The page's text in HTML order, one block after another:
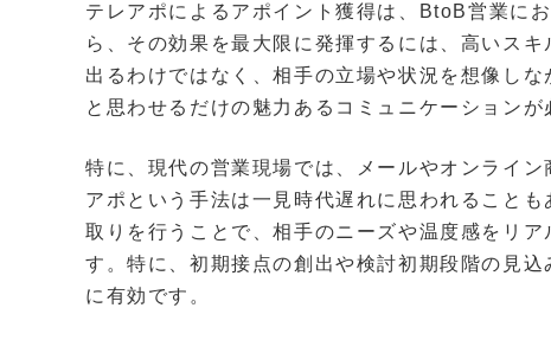
テレアポによるアポイント獲得は、BtoB営業に
ら、その効果を最大限に発揮するには、高いス
出るわけではなく、相手の立場や状況を想像し
と思わせるだけの魅力あるコミュニケーションが
特に、現代の営業現場では、メールやオンライ
アポという手法は一見時代遅れに思われること
取りを行うことで、相手のニーズや温度感をリ
す。特に、初期接点の創出や検討初期段階の見
に有効です。